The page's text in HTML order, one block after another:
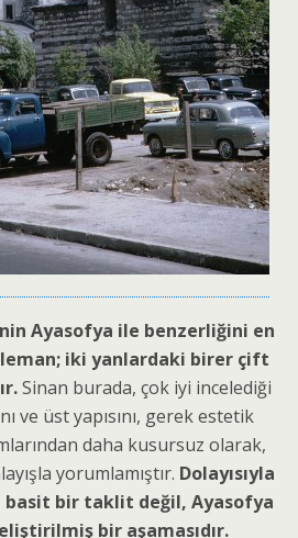
Ayasofya ile benzerliğini en
iki yanlardaki birer çift
Sinan burada, çok iyi incelediği
ve üst yapısını, gerek estetik
daha kusursuz olarak,
yorumlamıştır. Dolayısıyla
basit bir taklit değil, Ayasofya
bir aşamasıdır.